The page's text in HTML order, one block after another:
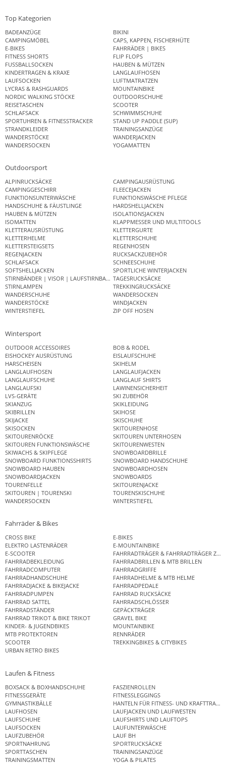
Top Kategorien
BADEANZÜGE
BIKINI
CAMPINGMÖBEL
CAPS, KAPPEN, FISCHERHÜTE
E-BIKES
FAHRRÄDER | BIKES
FITNESS SHORTS
FLIP FLOPS
FUSSBALLSOCKEN
HAUBEN & MÜTZEN
KINDERTRAGEN & KRAXE
LANGLAUFHOSEN
LAUFSOCKEN
LUFTMATRATZEN
LYCRAS & RASHGUARDS
MOUNTAINBIKE
NORDIC WALKING STÖCKE
OUTDOORSCHUHE
REISETASCHEN
SCOOTER
SCHLAFSACK
SCHWIMMSCHUHE
SPORTUHREN & FITNESSTRACKER
STAND UP PADDLE (SUP)
STRANDKLEIDER
TRAININGSANZÜGE
WANDERSTÖCKE
WANDERJACKEN
WANDERSOCKEN
YOGAMATTEN
Outdoorsport
ALPINRUCKSÄCKE
CAMPINGAUSRÜSTUNG
CAMPINGGESCHIRR
FLEECEJACKEN
FUNKTIONSUNTERWÄSCHE
FUNKTIONSWÄSCHE PFLEGE
HANDSCHUHE & FÄUSTLINGE
HARDSHELLJACKEN
HAUBEN & MÜTZEN
ISOLATIONSJACKEN
ISOMATTEN
KLAPPMESSER UND MULTITOOLS
KLETTERAUSRÜSTUNG
KLETTERGURTE
KLETTERHELME
KLETTERSCHUHE
KLETTERSTEIGSETS
REGENHOSEN
REGENJACKEN
RUCKSACKZUBEHÖR
SCHLAFSACK
SCHNEESCHUHE
SOFTSHELLJACKEN
SPORTLICHE WINTERJACKEN
STIRNBÄNDER | VISOR | LAUFSTIRNBANDTAGESRUCKSÄCKE
STIRNLAMPEN
TREKKINGRUCKSÄCKE
WANDERSCHUHE
WANDERSOCKEN
WANDERSTÖCKE
WINDJACKEN
WINTERSTIEFEL
ZIP OFF HOSEN
Wintersport
OUTDOOR ACCESSOIRES
BOB & RODEL
EISHOCKEY AUSRÜSTUNG
EISLAUFSCHUHE
HARSCHEISEN
SKIHELM
LANGLAUFHOSEN
LANGLAUFJACKEN
LANGLAUFSCHUHE
LANGLAUF SHIRTS
LANGLAUFSKI
LAWINENSICHERHEIT
LVS-GERÄTE
SKI ZUBEHÖR
SKIANZUG
SKIKLEIDUNG
SKIBRILLEN
SKIHOSE
SKIJACKE
SKISCHUHE
SKISOCKEN
SKITOURENHOSE
SKITOURENRÖCKE
SKITOUREN UNTERHOSEN
SKITOUREN FUNKTIONSWÄSCHE
SKITOURENWESTEN
SKIWACHS & SKIPFLEGE
SNOWBOARDBRILLE
SNOWBOARD FUNKTIONSSHIRTS
SNOWBOARD HANDSCHUHE
SNOWBOARD HAUBEN
SNOWBOARDHOSEN
SNOWBOARDJACKEN
SNOWBOARDS
TOURENFELLE
SKITOURENJACKE
SKITOUREN | TOURENSKI
TOURENSKISCHUHE
WANDERSOCKEN
WINTERSTIEFEL
Fahrräder & Bikes
CROSS BIKE
E-BIKES
ELEKTRO LASTENRÄDER
E-MOUNTAINBIKE
E-SCOOTER
FAHRRADTRÄGER & FAHRRADTRÄGER
FAHRRADBEKLEIDUNG
FAHRRADBRILLEN & MTB BRILLEN
FAHRRADCOMPUTER
FAHRRADGRIFFE
FAHRRADHANDSCHUHE
FAHRRADHELME & MTB HELME
FAHRRADJACKE & BIKEJACKE
FAHRRADPEDALE
FAHRRADPUMPEN
FAHRRAD RUCKSÄCKE
FAHRRAD SATTEL
FAHRRADSCHLÖSSER
FAHRRADSTÄNDER
GEPÄCKTRÄGER
FAHRRAD TRIKOT & BIKE TRIKOT
GRAVEL BIKE
KINDER- & JUGENDBIKES
MOUNTAINBIKE
MTB PROTEKTOREN
RENNRÄDER
SCOOTER
TREKKINGBIKES & CITYBIKES
URBAN RETRO BIKES
Laufen & Fitness
BOXSACK & BOXHANDSCHUHE
FASZIENROLLEN
FITNESSGERÄTE
FITNESSLEGGINGS
GYMNASTIKBÄLLE
HANTELN FÜR FITNESS- UND
LAUFHOSEN
LAUFJACKEN UND LAUFWESTEN
LAUFSCHUHE
LAUFSHIRTS UND LAUFTOPS
LAUFSOCKEN
LAUFUNTERWÄSCHE
LAUFZUBEHÖR
LAUF BH
SPORTNAHRUNG
SPORTRUCKSÄCKE
SPORTTASCHEN
TRAININGSANZÜGE
TRAININGSMATTEN
YOGA & PILATES